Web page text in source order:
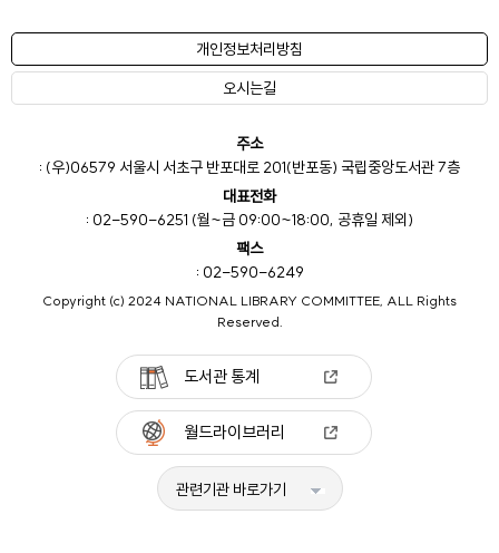
개인정보처리방침
오시는길
주소
: (우)06579 서울시 서초구 반포대로 201(반포동) 국립중앙도서관 7층
대표전화
: 02-590-6251 (월~금 09:00~18:00, 공휴일 제외)
팩스
: 02-590-6249
Copyright (c) 2024 NATIONAL LIBRARY COMMITTEE, ALL Rights
Reserved.
도서관 통계
월드라이브러리
관련기관 바로가기